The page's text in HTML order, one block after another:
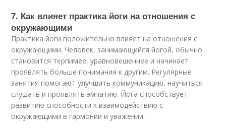
7. Как влияет практика йоги на отношения с
окружающими
Практика йоги положительно влияет на отношения с
окружающими. Человек, занимающийся йогой, обычно
становится терпимее, уравновешеннее и начинает
проявлять больше понимания к другим. Регулярные
занятия помогают улучшить коммуникацию, научиться
слушать и проявлять эмпатию. Йога способствует
развитию способности к взаимодействию с
окружающими в гармонии и уважении.